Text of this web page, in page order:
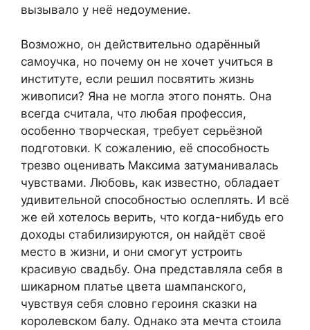
вызывало у неё недоумение.
Возможно, он действительно одарённый
самоучка, но почему он не хочет учиться в
институте, если решил посвятить жизнь
живописи? Яна не могла этого понять. Она
всегда считала, что любая профессия,
особенно творческая, требует серьёзной
подготовки. К сожалению, её способность
трезво оценивать Максима затуманивалась
чувствами. Любовь, как известно, обладает
удивительной способностью ослеплять. И всё
же ей хотелось верить, что когда-нибудь его
доходы стабилизируются, он найдёт своё
место в жизни, и они смогут устроить
красивую свадьбу. Она представляла себя в
шикарном платье цвета шампанского,
чувствуя себя словно героиня сказки на
королевском балу. Однако эта мечта стоила